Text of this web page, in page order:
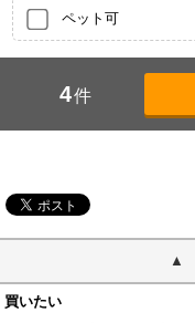
ペット可
4件
買いたい